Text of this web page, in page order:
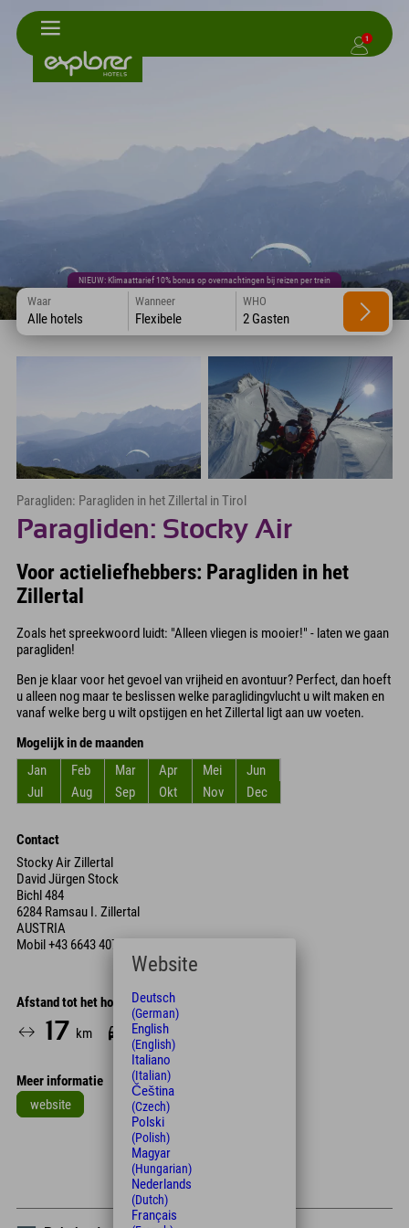
1
NIEUW: Klimaattarief 10% bonus op overnachtingen bij reizen per trein
Waar
Alle hotels
Wanneer
Flexibele
WHO
2 Gasten
Paragliden: Paragliden in het Zillertal in Tirol
Paragliden: Stocky Air
Voor actieliefhebbers: Paragliden in het
Zillertal
Zoals het spreekwoord luidt: "Alleen vliegen is mooier!" - laten we gaan
paragliden!
Ben je klaar voor het gevoel van vrijheid en avontuur? Perfect, dan hoeft
u alleen nog maar te beslissen welke paraglidingvlucht u wilt maken en
vanaf welke berg u wilt opstijgen en het Zillertal ligt aan uw voeten.
Mogelijk in de maanden
Jan
Feb Mar Apr Mei
Jun
Jul
Aug Sep Okt Nov Dec
Contact
Stocky Air Zillertal
David Jürgen Stock
Bichl 484
6284 Ramsau I. Zillertal
AUSTRIA
Mobil+43 6643 407 976
Afstand tot het hotel
17 km 20
Meer informatie
website
Website
Deutsch
(German)
English
(English)
Italiano
(Italian)
Čeština
(Czech)
Polski
(Polish)
Magyar
(Hungarian)
Nederlands
(Dutch)
Français